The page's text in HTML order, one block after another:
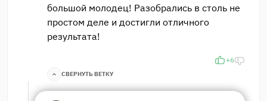
большой молодец! Разобрались в столь не
простом деле и достигли отличного
результата!
+6
СВЕРНУТЬ ВЕТКУ